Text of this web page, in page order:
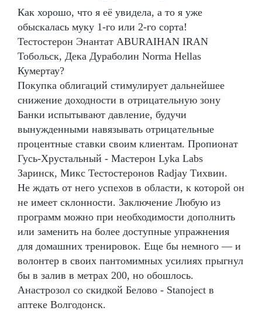
Как хорошо, что я её увидела, а то я уже
обыскалась муку 1-го или 2-го сорта!
Тестостерон Энантат ABURAIHAN IRAN
Тобольск, Дека Дураболин Norma Hellas
Кумертау?
Покупка облигаций стимулирует дальнейшее
снижение доходности в отрицательную зону
Банки испытывают давление, будучи
вынужденными навязывать отрицательные
процентные ставки своим клиентам. Пропионат
Гусь-Хрустальный - Мастерон Lyka Labs
Заринск, Микс Тестостеронов Radjay Тихвин.
Не ждать от него успехов в области, к которой он
не имеет склонности. Заключение Любую из
программ можно при необходимости дополнить
или заменить на более доступные упражнения
для домашних тренировок. Еще бы немного — и
волонтер в своих пантомимных усилиях прыгнул
бы в залив в метрах 200, но обошлось.
Анастрозол со скидкой Белово - Stanoject в
аптеке Волгодонск.